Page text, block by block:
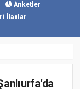
Anketler
İlanlar